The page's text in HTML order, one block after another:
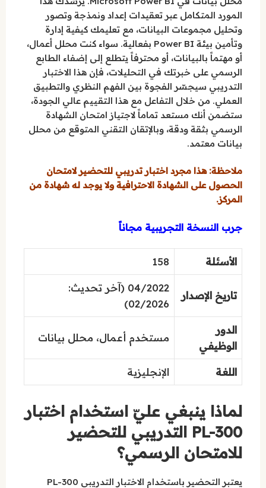
المورد المتكامل عبر تعقيدات إعداد ونمذجة وتصور
وتحليل مجموعات البيانات، مع تعليمك كيفية إدارة
وتأمين بيئة Power BI بفعالية. سواء كنت محلل أعمال،
أو مهتماً بالبيانات، أو محترفاً يتطلع إلى إضفاء الطابع
الرسمي على خبرتك في التحليلات، فإن هذا الاختبار
التدريبي سيجسّر الفجوة بين الفهم النظري والتطبيق
العملي. من خلال التفاعل مع هذا التقييم عالي الجودة،
ستضمن أنك مستعد تماماً لاجتياز امتحان الشهادة
الرسمي بثقة ودقة، وبالإتقان التقني المتوقع من محلل
بيانات معتمد.
ملاحظة: هذا مجرد اختبار تدريبي للتحضير لامتحان
الحصول على الشهادة الاحترافية ولا يوجد له شهادة من
المركز.
جرب النسخة التجريبية مجاناً
الأسئلة 158
تاريخ الإصدار
04/2022 (آخر تحديث:
02/2026)
الدور
الوظيفي
مستخدم أعمال، محلل بيانات
اللغة الإنجليزية
لماذا ينبغي عليّ استخدام اختبار
PL-300 التدريبي للتحضير
للامتحان الرسمي؟
يعتبر التحضير باستخدام الاختبار التدريبي PL-300